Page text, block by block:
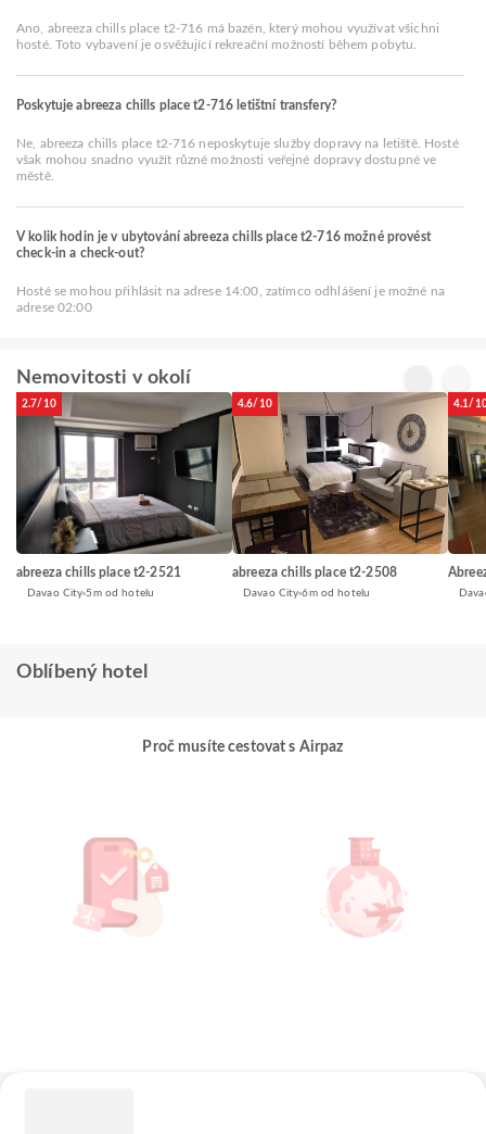
Ano, abreeza chills place t2-716 má bazén, který mohou využívat všichni
hosté. Toto vybavení je osvěžující rekreační možností během pobytu.
Poskytuje abreeza chills place t2-716 letištní transfery?
Ne, abreeza chills place t2-716 neposkytuje služby dopravy na letiště. Hosté
však mohou snadno využít různé možnosti veřejné dopravy dostupné ve
městě.
V kolik hodin je v ubytování abreeza chills place t2-716 možné provést
check-in a check-out?
Hosté se mohou přihlásit na adrese 14:00, zatímco odhlášení je možné na
adrese 02:00
Nemovitosti v okolí
2.7/10
abreeza chills place t2-2521
Davao City 5m od hotelu
4.6/10
abreeza chills place t2-2508
Davao City 6m od hotelu
4.1/
Oblíbený hotel
Proč musíte cestovat s Airpaz